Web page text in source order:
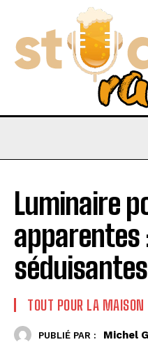
Luminaire
apparentes
séduisantes
TOUT POUR LA MAISON
PUBLIÉ PAR : Michel